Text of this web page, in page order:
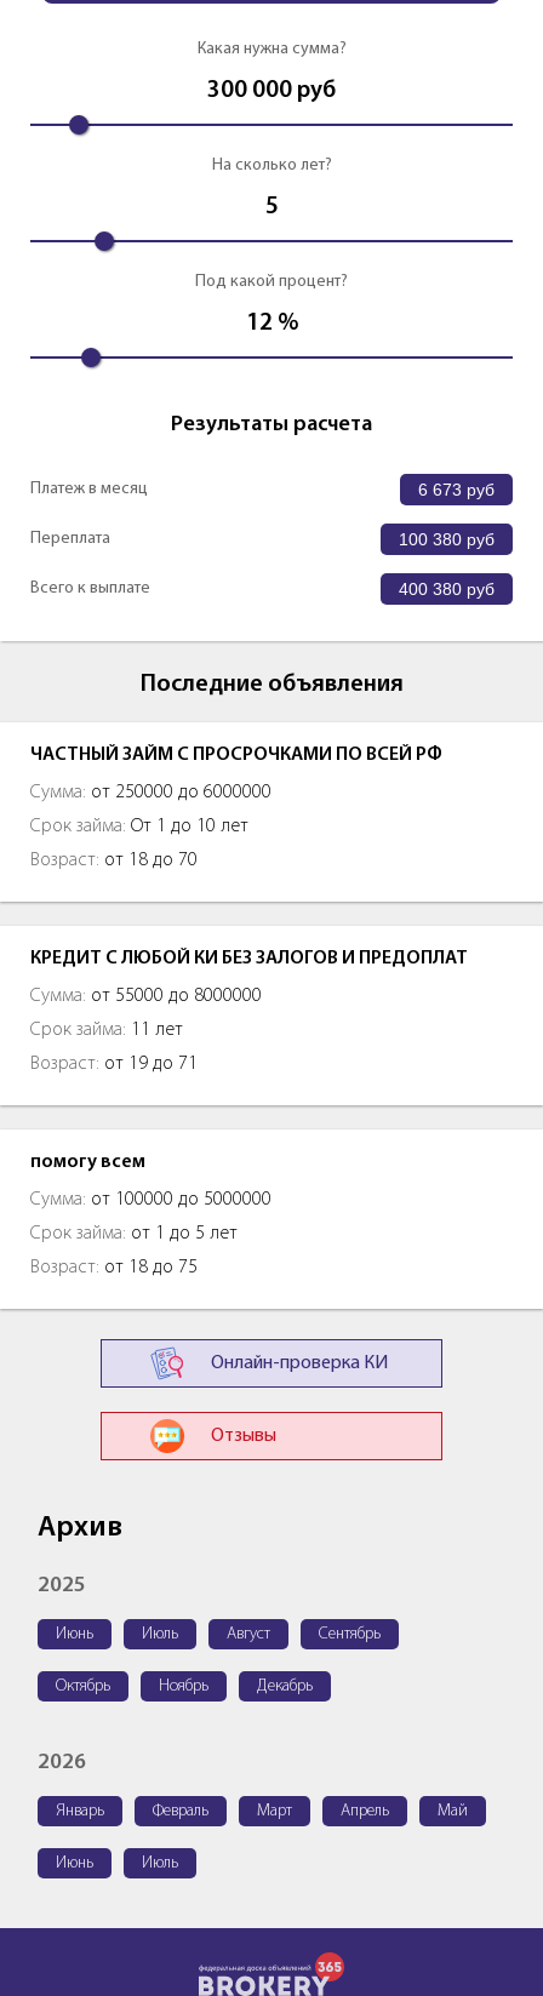
Какая нужна сумма?
300 000 руб
На сколько лет?
5
Под какой процент?
12 %
Результаты расчета
Платеж в месяц 6 673 руб
Переплата 100 380 руб
Всего к выплате 400 380 руб
Последние объявления
ЧАСТНЫЙ ЗАЙМ С ПРОСРОЧКАМИ ПО ВСЕЙ РФ
Сумма: от 250000 до 6000000
Срок займа: От 1 до 10 лет
Возраст: от 18 до 70
КРЕДИТ С ЛЮБОЙ КИ БЕЗ ЗАЛОГОВ И ПРЕДОПЛАТ
Сумма: от 55000 до 8000000
Срок займа: 11 лет
Возраст: от 19 до 71
помогу всем
Сумма: от 100000 до 5000000
Срок займа: от 1 до 5 лет
Возраст: от 18 до 75
Онлайн-проверка КИ
Отзывы
Архив
2025
Июнь Июль Август Сентябрь
Октябрь Ноябрь Декабрь
2026
Январь Февраль Март Апрель Май
Июнь Июль